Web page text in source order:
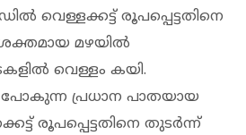
വെള്ളക്കട്ട് രൂപപ്പെട്ടതിനെ
മഴയില്‍
വെള്ളം കയി.
പോകുന്ന പ്രധാന പാതയായ
രൂപപ്പെട്ടതിനെ തുടര്‍ന്ന്